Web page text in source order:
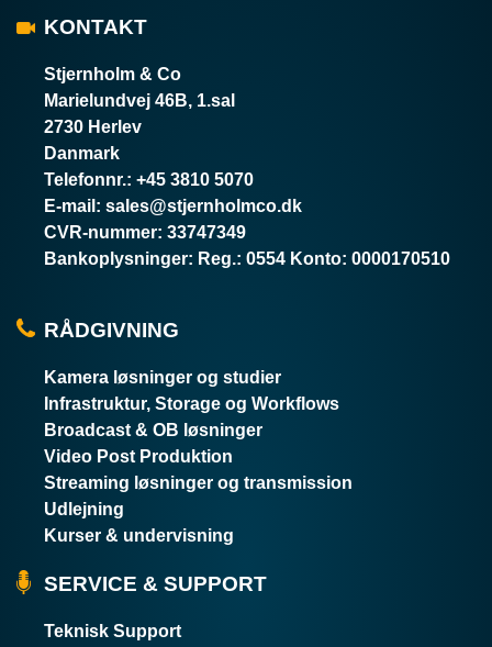
KONTAKT
Stjernholm & Co
Marielundvej 46B, 1.sal
2730 Herlev
Danmark
Telefonnr.: +45 3810 5070
E-mail : sales@stjernholmco.dk
CVR-nummer: 33747349
Bankoplysninger: Reg.: 0554 Konto: 0000170510
RÅDGIVNING
Kamera løsninger og studier
Infrastruktur, Storage og Workflows
Broadcast & OB løsninger
Video Post Produktion
Streaming løsninger og transmission
Udlejning
Kurser & undervisning
SERVICE & SUPPORT
Teknisk Support